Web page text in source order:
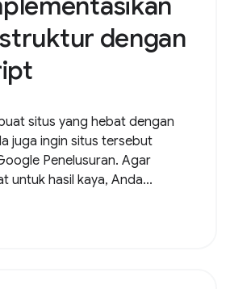
dengan
situs yang hebat dengan
juga ingin situs tersebut
Penelusuran. Agar
untuk hasil kaya, Anda...